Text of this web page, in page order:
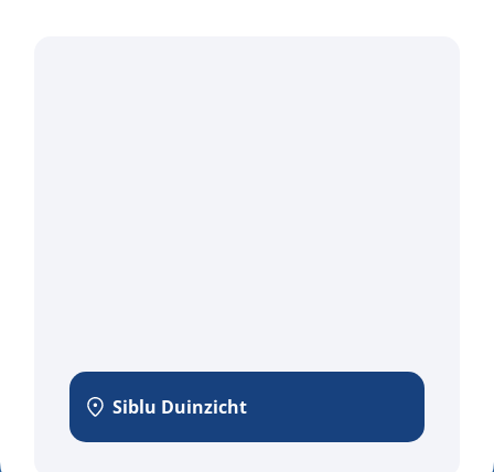
Siblu Duinzicht